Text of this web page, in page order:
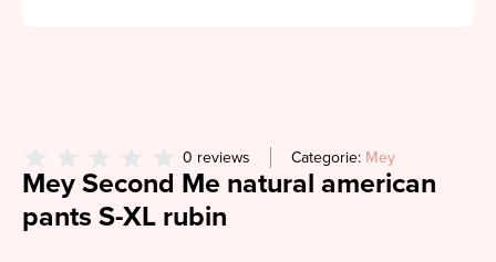
0 reviews Categorie: Mey
Mey Second Me natural american
pants S-XL rubin